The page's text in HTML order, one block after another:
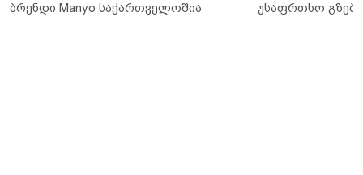
ბრენდი Manyo საქართველოშია
უსაფრთხო გზები